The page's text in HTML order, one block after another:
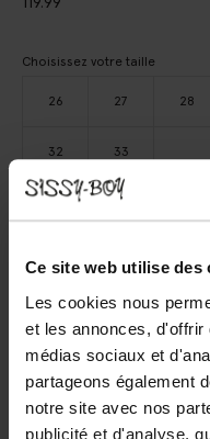
Ce site web utilise des
Les cookies nous
et les annonces,
médias sociaux et
partageons également
notre site avec nos
publicité et d'analyse,
Choisissez votre taille
26 27 28
32 33
Délai de rétractation de 14
AVIS
DESCRIPTION